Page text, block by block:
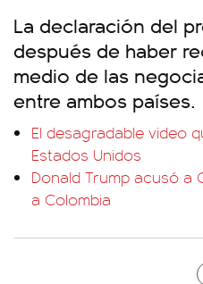
La declaración del
después de haber
medio de las
entre ambos países.
El desagradable video
Estados Unidos
Donald Trump acusó a
a Colombia